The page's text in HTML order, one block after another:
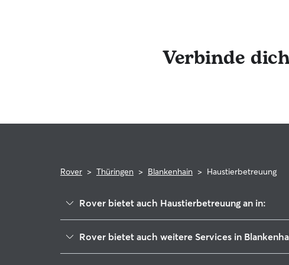
Verbinde
Rover > Thüringen > Blankenhain > Haustierbetreuung
Rover bietet auch Haustierbetreuung an in:
Rover bietet auch weitere Services in